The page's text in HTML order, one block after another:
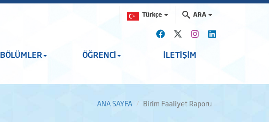
Türkçe ARA
BÖLÜMLER ÖĞRENCİ
İLETİŞİM
ANA SAYFA Birim Faaliyet Raporu